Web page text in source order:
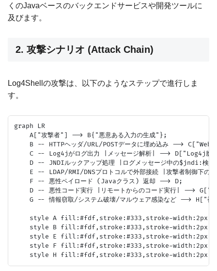
くのJavaベースのバックエンドサービスや開発ツールに
及びます。
2. 攻撃シナリオ (Attack Chain)
Log4Shellの攻撃は、以下のようなステップで進行しま
す。
graph LR
    A["攻撃者"] --> B{"悪意ある入力の生成"};
B -- HTTPヘッダ/URL/POSTデータに埋め込み --> C["Webア
C -- Log4jがログ出力 |メッセージ解析| --> D["Log4j脆
D -- JNDIルックアップ処理 |ログメッセージ中の$jndi:検
E -- LDAP/RMI/DNSプロトコルで外部接続 |攻撃者制御下の
    F -- 悪性ペイロード (Javaクラス) 返却 --> D;
D -- 悪性コード実行 |リモートからのコード実行| --> G["
G -- 情報窃取/システム破壊/マルウェア感染など --> H["被
    style A fill:#fdf,stroke:#333,stroke-width:2px
    style B fill:#fdf,stroke:#333,stroke-width:2px
    style E fill:#fdf,stroke:#333,stroke-width:2px
    style F fill:#fdf,stroke:#333,stroke-width:2px